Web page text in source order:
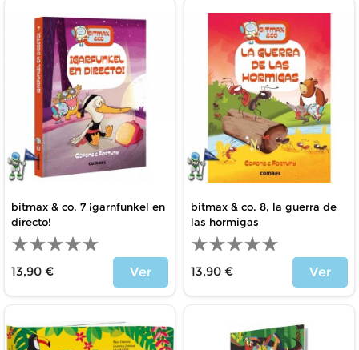
bitmax & co. 7 ¡garnfunkel en
directo!
13,90 €
Ver
bitmax & co. 8, la guerra de
las hormigas
13,90 €
Ver